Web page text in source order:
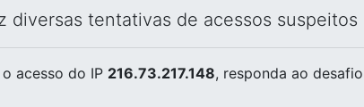
diversas tentativas de acessos
acesso do IP 216.73.217.148, responda ao